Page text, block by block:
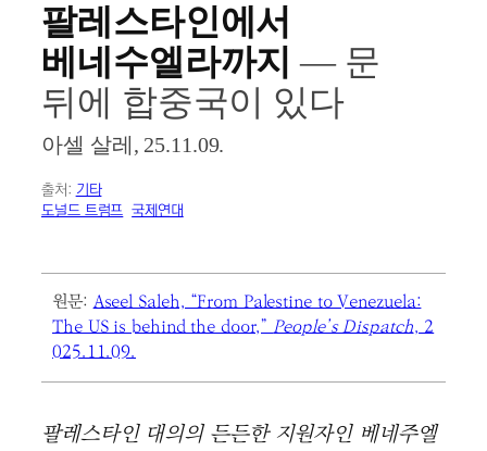
팔레스타인에서
베네수엘라까지 ― 문
뒤에 합중국이 있다
아셀 살레, 25.11.09.
출처:기타
도널드 트럼프 국제연대
원문:Aseel Saleh, “From Palestine to Venezuela:
The US is behind the door,”People’s Dispatch, 2
025.11.09.
팔레스타인 대의의 든든한 지원자인 베네주엘